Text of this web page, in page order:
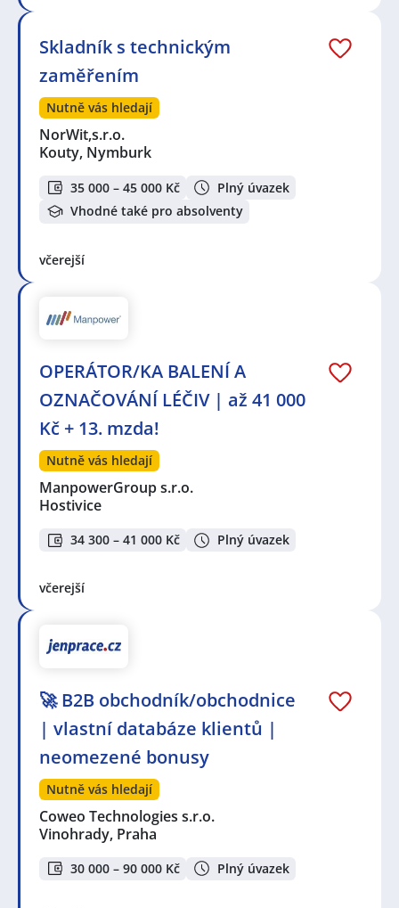
Skladník s technickým
zaměřením
Nutně vás hledají
NorWit,s.r.o.
Kouty, Nymburk
35 000 – 45 000 Kč
Plný úvazek
Vhodné také pro absolventy
včerejší
OPERÁTOR/KA BALENÍ A
OZNAČOVÁNÍ LÉČIV | až 41 000
Kč + 13. mzda!
Nutně vás hledají
ManpowerGroup s.r.o.
Hostivice
34 300 – 41 000 Kč Plný úvazek
včerejší
🚀 B2B obchodník/obchodnice
| vlastní databáze klientů |
neomezené bonusy
Nutně vás hledají
Coweo Technologies s.r.o.
Vinohrady, Praha
30 000 – 90 000 Kč Plný úvazek